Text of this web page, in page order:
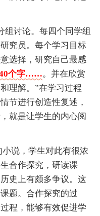
组讨论。每四个同学组
究员。每个学习目标
选择，研究自己最感
个字……。并在欣赏
理解。”在学习过程
节进行创造性复述，
就是让学生的内心阅
说，学生对此有很浓
合作探究，研读课
史上有颇多争议。这
题。合作探究的过
程，能够有效促进学